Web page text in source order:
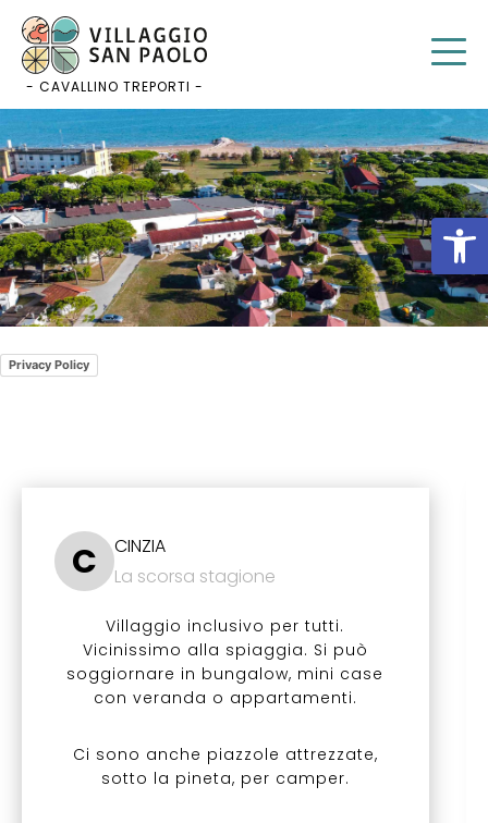
Skip
content
- CAVALLINO TREPORTI -
Privacy Policy
C
CINZIA
La scorsa stagione
Villaggio inclusivo per tutti.
Vicinissimo alla spiaggia. Si può
soggiornare in bungalow, mini case
con veranda o appartamenti.
Ci sono anche piazzole attrezzate,
sotto la pineta, per camper.